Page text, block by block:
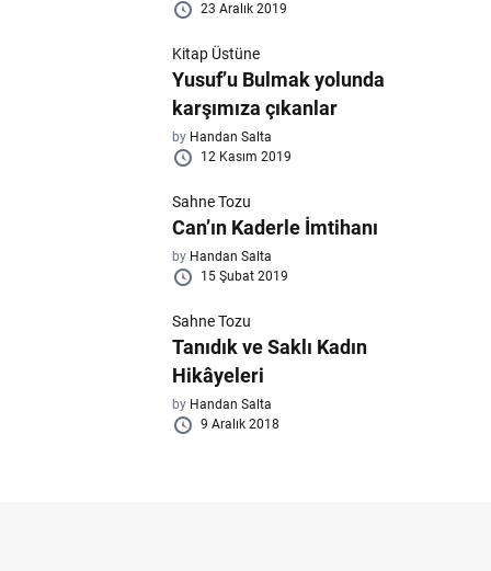
23 Aralık 2019
Kitap Üstüne
Yusuf’u Bulmak yolunda
karşımıza çıkanlar
by Handan Salta
12 Kasım 2019
Sahne Tozu
Can’ın Kaderle İmtihanı
by Handan Salta
15 Şubat 2019
Sahne Tozu
Tanıdık ve Saklı Kadın
Hikâyeleri
by Handan Salta
9 Aralık 2018